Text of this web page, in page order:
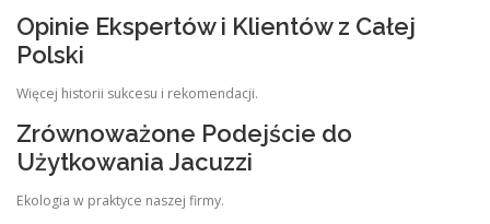
Opinie Ekspertów i Klientów z Całej
Polski
Więcej historii sukcesu i rekomendacji.
Zrównoważone Podejście do
Użytkowania Jacuzzi
Ekologia w praktyce naszej firmy.